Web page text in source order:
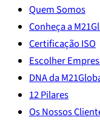
Quem Somos
Conheça a
Certificação ISO
Escolher
DNA da
12 Pilares
Os Nossos